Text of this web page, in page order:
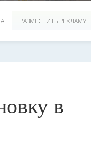
РАЗМЕСТИТЬ РЕКЛАМУ
в